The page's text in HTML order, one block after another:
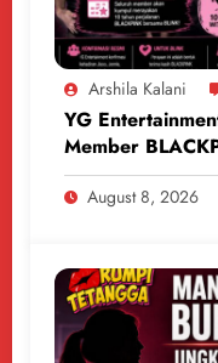
Arshila Kalani
YG
Member
10 Tahun
August 8, 2026